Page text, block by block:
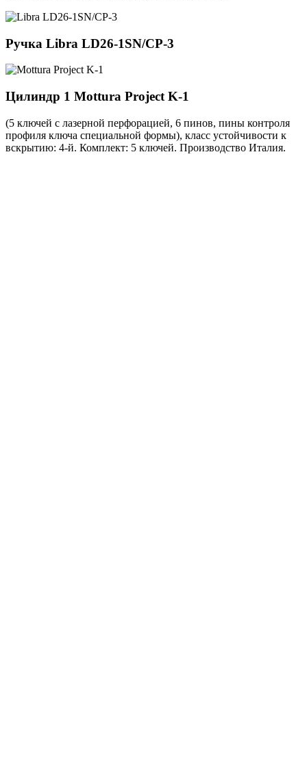
Ручка Libra LD26-1SN/CP-3
Цилиндр 1 Mottura Project K-1
(5 ключей с лазерной перфорацией, 6 пинов, пины контроля
профиля ключа специальной формы), класс устойчивости к
вскрытию: 4-й. Комплект: 5 ключей. Производство Италия.